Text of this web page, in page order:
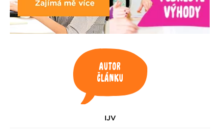
Autor
článku
IJV